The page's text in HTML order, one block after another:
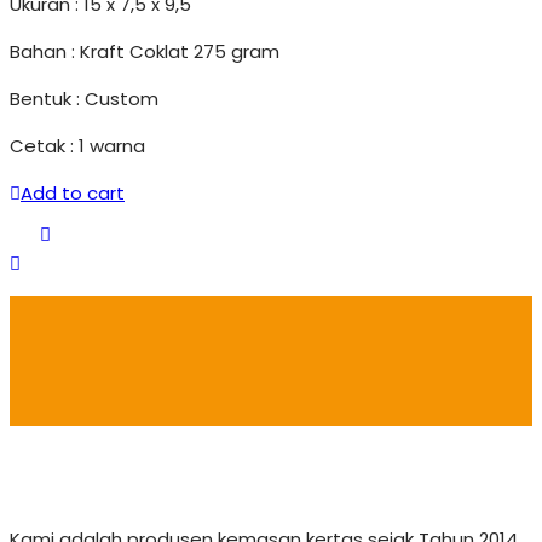
Bahan : Kraft Coklat 275 gram
Bentuk : Custom
Cetak : 1 warna
Add to cart